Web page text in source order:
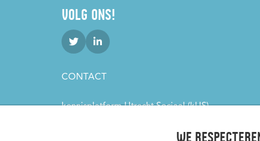
We
VOLG ONS!
CONTACT
kennisplatform Utrecht Sociaal (kUS)